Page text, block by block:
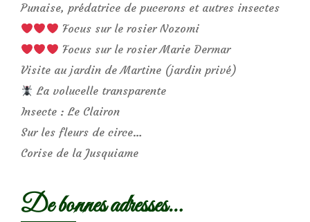
Punaise, prédatrice de pucerons et autres insectes
Focus sur le rosier Nozomi
Focus sur le rosier Marie Dermar
Visite au jardin de Martine (jardin privé)
La volucelle transparente
Insecte : Le Clairon
Sur les fleurs de circe…
Corise de la Jusquiame
De bonnes adresses…